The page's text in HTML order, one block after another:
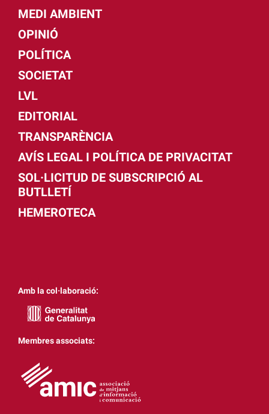
MEDI AMBIENT
OPINIÓ
POLÍTICA
SOCIETAT
LVL
EDITORIAL
TRANSPARÈNCIA
AVÍS LEGAL I POLÍTICA DE PRIVACITAT
SOL·LICITUD DE SUBSCRIPCIÓ AL
BUTLLETÍ
HEMEROTECA
Amb la col·laboració:
Membres associats: